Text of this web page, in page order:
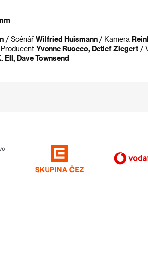
/ Scénář Wilfried Huismann / Kamera
Yvonne Ruocco, Detlef Ziegert /
Ell, Dave Townsend